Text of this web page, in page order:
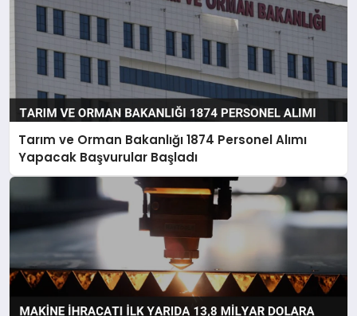
Tarım ve Orman Bakanlığı 1874 Personel Alımı
Yapacak Başvurular Başladı